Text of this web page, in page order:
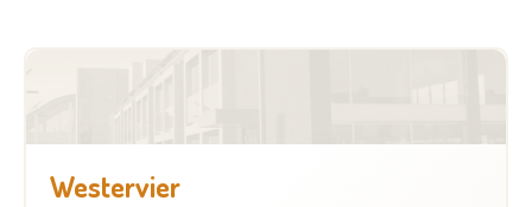
Westervier